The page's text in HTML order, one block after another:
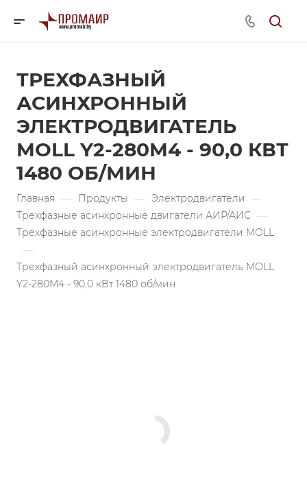
ТРЕХФАЗНЫЙ
АСИНХРОННЫЙ
ЭЛЕКТРОДВИГАТЕЛЬ
MOLL Y2-280M4 - 90,0 КВТ
1480 ОБ/МИН
Главная — Продукты — Электродвигатели —
Трехфазные асинхронные двигатели АИР/АИС —
Трехфазные асинхронные электродвигатели MOLL
—
Трехфазный асинхронный электродвигатель MOLL
Y2-280M4 - 90,0 кВт 1480 об/мин